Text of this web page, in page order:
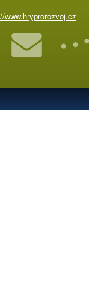
www.hryprorozvoj.cz